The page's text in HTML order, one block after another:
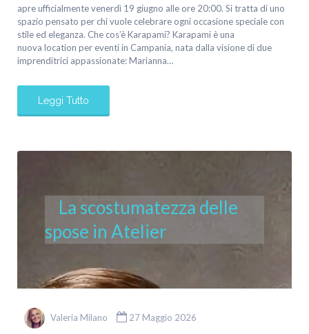
apre ufficialmente venerdì 19 giugno alle ore 20:00. Si tratta di uno
spazio pensato per chi vuole celebrare ogni occasione speciale con
stile ed eleganza. Che cos’è Karapami? Karapami è una
nuova location per eventi in Campania, nata dalla visione di due
imprenditrici appassionate: Marianna…
Leggi Tutto
La scostumatezza delle
spose in Atelier
Valeria Milano 27 Maggio 2026